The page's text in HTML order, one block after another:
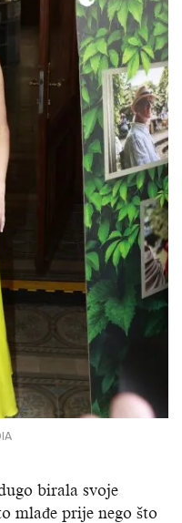
birala svoje
mlađe prije nego što